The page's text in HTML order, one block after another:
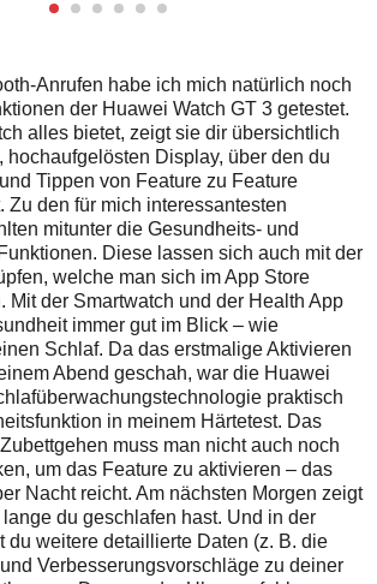
Anrufen habe ich mich natürlich noch
der Huawei Watch GT 3 getestet.
alles bietet, zeigt sie dir übersichtlich
hochaufgelösten Display, über den du
Tippen von Feature zu Feature
Zu den für mich interessantesten
mitunter die Gesundheits- und
Diese lassen sich auch mit der
welche man sich im App Store
Mit der Smartwatch und der Health App
immer gut im Blick – wie
Schlaf. Da das erstmalige Aktivieren
Abend geschah, war die Huawei
praktisch
in meinem Härtetest. Das
muss man nicht auch noch
um das Feature zu aktivieren – das
Nacht reicht. Am nächsten Morgen zeigt
du geschlafen hast. Und in der
du weitere detaillierte Daten (z. B. die
Verbesserungsvorschläge zu deiner